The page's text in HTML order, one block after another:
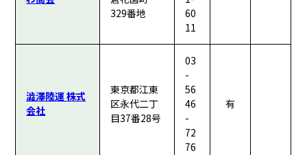
329番地
60
11
澁澤陸運 株式
会社
東京都江東
区永代二丁
目37番28号
03
-
56
46
-
72
76
有